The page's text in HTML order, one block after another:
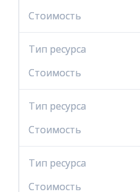
Стоимость
Стоимость
Тип ресурса
Тип ресурса
Стоимость
Стоимость
Тип ресурса
Тип ресурса
Стоимость
Стоимость
Тип ресурса
Тип ресурса
Стоимость
Стоимость